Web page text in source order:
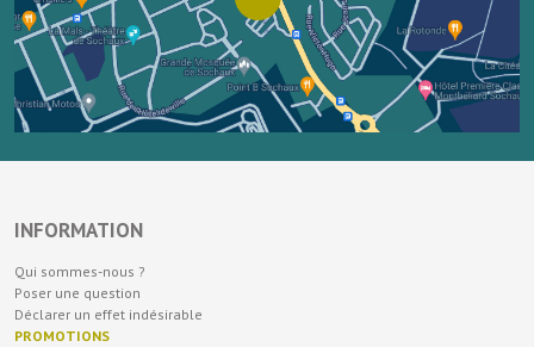
INFORMATION
Qui sommes-nous ?
Poser une question
Déclarer un effet indésirable
PROMOTIONS